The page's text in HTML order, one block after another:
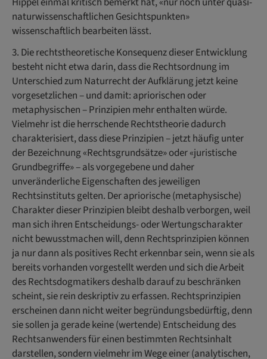
naturwissenschaftlichen Gesichtspunkten»
wissenschaftlich bearbeiten lässt.
3. Die rechtstheoretische Konsequenz dieser Entwicklung
besteht nicht etwa darin, dass die Rechtsordnung im
Unterschied zum Naturrecht der Aufklärung jetzt keine
vorgesetzlichen ‒ und damit: apriorischen oder
metaphysischen ‒ Prinzipien mehr enthalten würde.
Vielmehr ist die herrschende Rechtstheorie dadurch
charakterisiert, dass diese Prinzipien ‒ jetzt häufig unter
der Bezeichnung «Rechtsgrundsätze» oder «juristische
Grundbegriffe» ‒ als vorgegebene und daher
unveränderliche Eigenschaften des jeweiligen
Rechtsinstituts gelten. Der apriorische (metaphysische)
Charakter dieser Prinzipien bleibt deshalb verborgen, weil
man sich ihren Entscheidungs- oder Wertungscharakter
nicht bewusstmachen will, denn Rechtsprinzipien können
ja nur dann als positives Recht erkennbar sein, wenn sie als
bereits vorhanden vorgestellt werden und sich die Arbeit
des Rechtsdogmatikers deshalb darauf zu beschränken
scheint, sie rein deskriptiv zu erfassen. Rechtsprinzipien
erscheinen dann nicht weiter begründungsbedürftig, denn
sie sollen ja gerade keine (wertende) Entscheidung des
Rechtsanwenders für einen bestimmten Rechtsinhalt
darstellen, sondern vielmehr im Wege einer (analytischen,